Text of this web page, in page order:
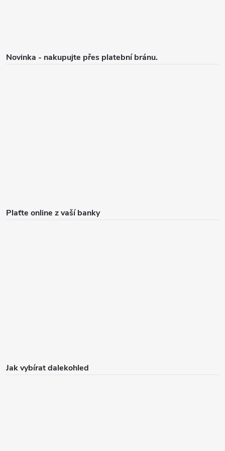
Novinka - nakupujte přes platební bránu.
Plaťte online z vaší banky
Jak vybírat dalekohled